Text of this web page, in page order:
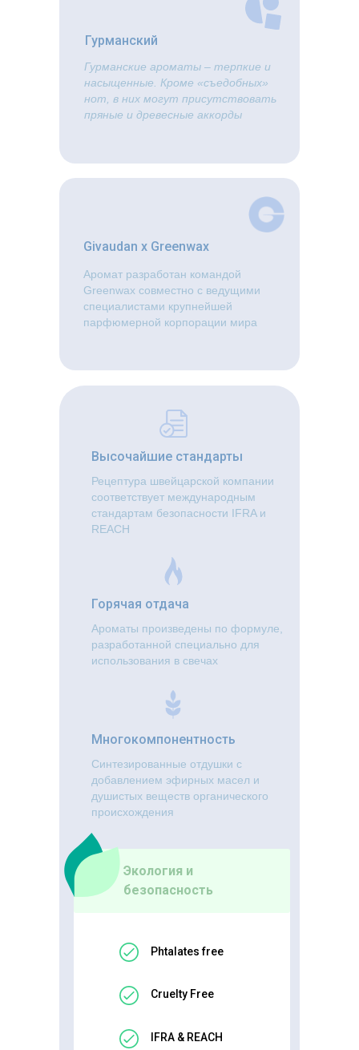
Гурманский
Гурманские ароматы – терпкие и
насыщенные. Кроме «съедобных»
нот, в них могут присутствовать
пряные и древесные аккорды
Givaudan x Greenwax
Аромат разработан командой
Greenwax совместно с ведущими
специалистами крупнейшей
парфюмерной корпорации мира
Высочайшие стандарты
Горячая отдача
Рецептура швейцарской компании
соответствует международным
стандартам безопасности IFRA и
REACH
Ароматы произведены по формуле,
разработанной специально для
использования в свечах
Многокомпонентность
Синтезированные отдушки с
добавлением эфирных масел и
душистых веществ органического
происхождения
Экология и
безопасность
Cruelty Free
IFRA & REACH
Phtalates free